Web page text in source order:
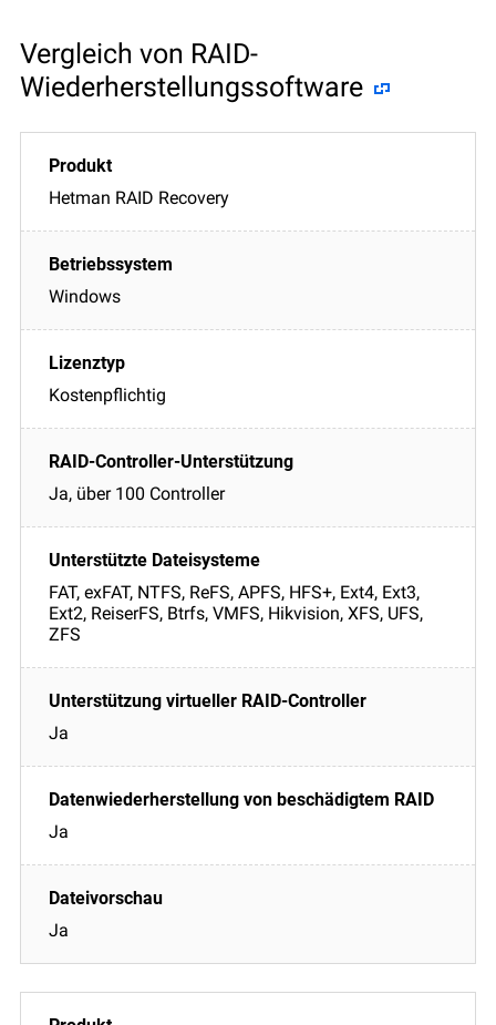
Vergleich von RAID-
Wiederherstellungssoftware
Hetman RAID Recovery
Windows
Kostenpflichtig
Ja, über 100 Controller
FAT, exFAT, NTFS, ReFS, APFS, HFS+, Ext4, Ext3,
Ext2, ReiserFS, Btrfs, VMFS, Hikvision, XFS, UFS,
ZFS
Ja
Ja
Ja